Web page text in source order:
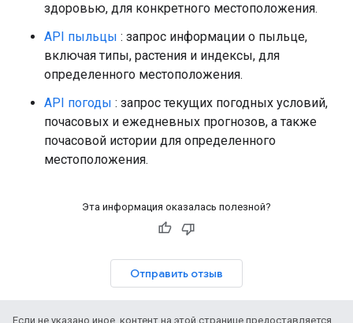
здоровью, для конкретного местоположения.
API пыльцы : запрос информации о пыльце,
включая типы, растения и индексы, для
определенного местоположения.
API погоды : запрос текущих погодных условий,
почасовых и ежедневных прогнозов, а также
почасовой истории для определенного
местоположения.
Эта информация оказалась полезной?
Отправить отзыв
Если не указано иное, контент на этой странице предоставляется